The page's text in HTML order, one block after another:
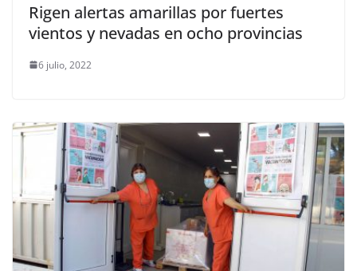
Rigen alertas amarillas por fuertes
vientos y nevadas en ocho provincias
6 julio, 2022